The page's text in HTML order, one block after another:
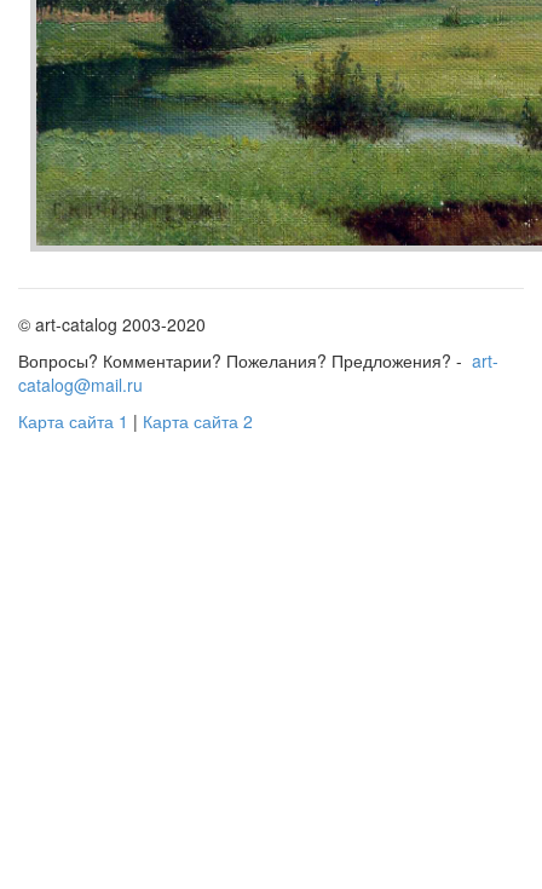
© art-catalog 2003-2020
Вопросы? Комментарии? Пожелания? Предложения? - art-
catalog@mail.ru
Карта сайта 1 | Карта сайта 2